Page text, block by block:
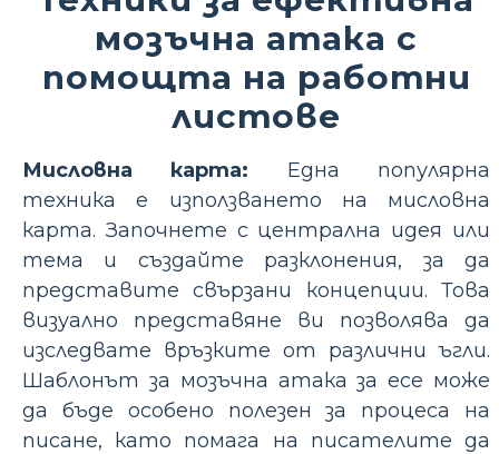
мозъчна атака с
помощта на работни
листове
Мисловна карта: Една популярна
техника е използването на мисловна
карта. Започнете с централна идея или
тема и създайте разклонения, за да
представите свързани концепции. Това
визуално представяне ви позволява да
изследвате връзките от различни ъгли.
Шаблонът за мозъчна атака за есе може
да бъде особено полезен за процеса на
писане, като помага на писателите да